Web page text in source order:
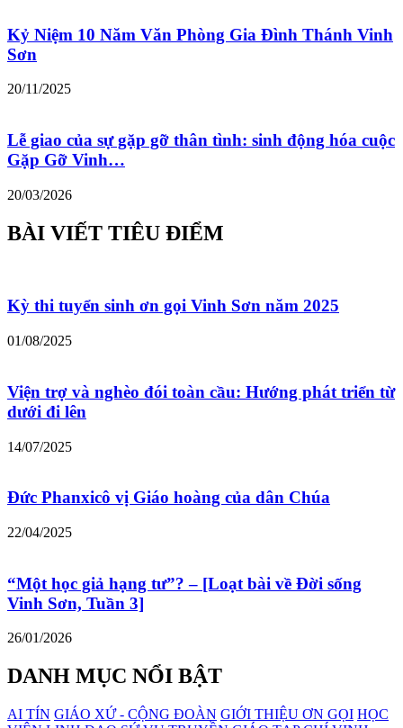
Kỷ Niệm 10 Năm Văn Phòng Gia Đình Thánh Vinh
Sơn
20/11/2025
Lễ giao của sự gặp gỡ thân tình: sinh động hóa cuộc
Gặp Gỡ Vinh…
20/03/2026
BÀI VIẾT TIÊU ĐIỂM
Kỳ thi tuyển sinh ơn gọi Vinh Sơn năm 2025
01/08/2025
Viện trợ và nghèo đói toàn cầu: Hướng phát triển từ
dưới đi lên
14/07/2025
Đức Phanxicô vị Giáo hoàng của dân Chúa
22/04/2025
“Một học giả hạng tư”? – [Loạt bài về Đời sống
Vinh Sơn, Tuần 3]
26/01/2026
DANH MỤC NỔI BẬT
AI TÍN GIÁO XỨ - CỘNG ĐOÀN GIỚI THIỆU ƠN GỌI HỌC